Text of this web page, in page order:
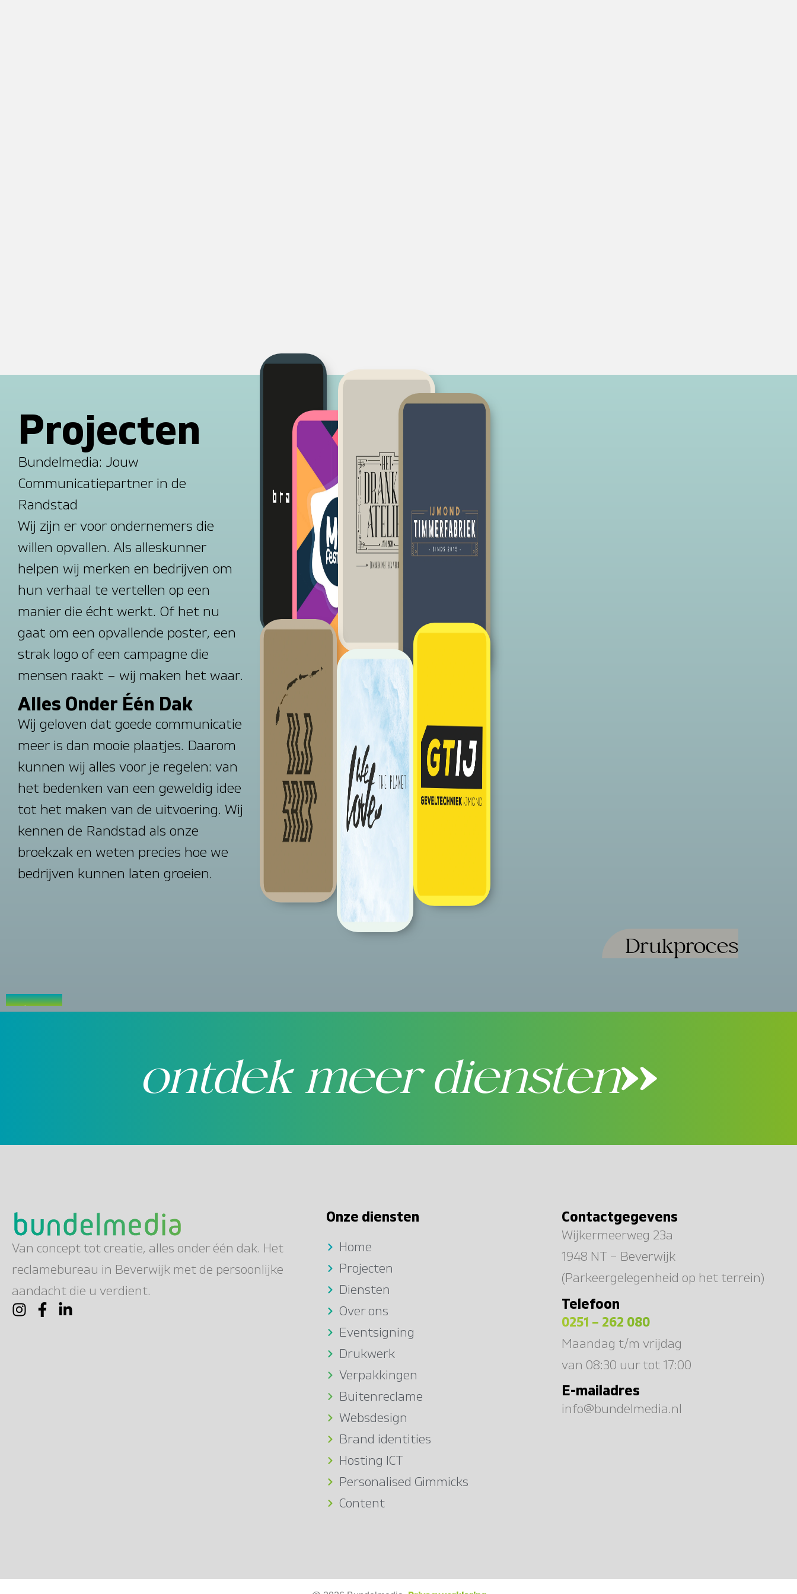
Projecten
Bundelmedia: Jouw
Communicatiepartner in de
Randstad
Wij zijn er voor ondernemers die
willen opvallen. Als alleskunner
helpen wij merken en bedrijven om
hun verhaal te vertellen op een
manier die écht werkt. Of het nu
gaat om een opvallende poster, een
strak logo of een campagne die
mensen raakt – wij maken het waar.
Alles Onder Één Dak
Wij geloven dat goede communicatie
meer is dan mooie plaatjes. Daarom
kunnen wij alles voor je regelen: van
het bedenken van een geweldig idee
tot het maken van de uitvoering. Wij
kennen de Randstad als onze
broekzak en weten precies hoe we
bedrijven kunnen laten groeien.
Drukproces
ontdek meer diensten
Van concept tot creatie, alles onder één dak. Het
reclamebureau in Beverwijk met de persoonlijke
aandacht die u verdient.
Onze diensten
Home
Projecten
Diensten
Over ons
Eventsigning
Drukwerk
Verpakkingen
Buitenreclame
Websdesign
Brand identities
Hosting ICT
Personalised Gimmicks
Content
Contactgegevens
Wijkermeerweg 23a
1948 NT – Beverwijk
(Parkeergelegenheid op het terrein)
Telefoon
0251 – 262 080
Maandag t/m vrijdag
van 08:30 uur tot 17:00
E-mailadres
info@bundelmedia.nl